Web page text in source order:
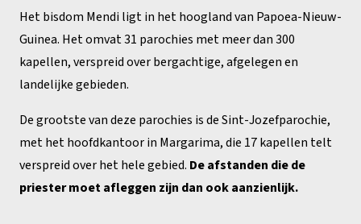
Het bisdom Mendi ligt in het hoogland van Papoea-Nieuw-
Guinea. Het omvat 31 parochies met meer dan 300
kapellen, verspreid over bergachtige, afgelegen en
landelijke gebieden.
De grootste van deze parochies is de Sint-Jozefparochie,
met het hoofdkantoor in Margarima, die 17 kapellen telt
verspreid over het hele gebied. De afstanden die de
priester moet afleggen zijn dan ook aanzienlijk.